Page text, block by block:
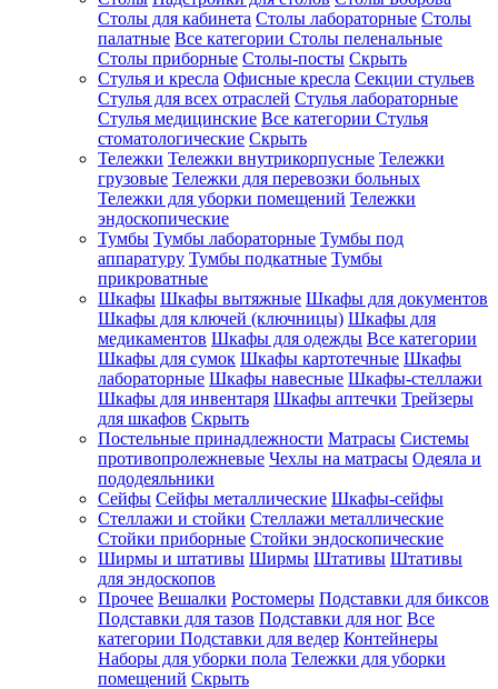
Столы для кабинета Столы лабораторные Столы
палатные Все категории Столы пеленальные
Столы приборные Столы-посты Скрыть
Стулья и кресла Офисные кресла Секции стульев
Стулья для всех отраслей Стулья лабораторные
Стулья медицинские Все категории Стулья
стоматологические Скрыть
Тележки Тележки внутрикорпусные Тележки
грузовые Тележки для перевозки больных
Тележки для уборки помещений Тележки
эндоскопические
Тумбы Тумбы лабораторные Тумбы под
аппаратуру Тумбы подкатные Тумбы
прикроватные
Шкафы Шкафы вытяжные Шкафы для документов
Шкафы для ключей (ключницы) Шкафы для
медикаментов Шкафы для одежды Все категории
Шкафы для сумок Шкафы картотечные Шкафы
лабораторные Шкафы навесные Шкафы-стеллажи
Шкафы для инвентаря Шкафы аптечки Трейзеры
для шкафов Скрыть
Постельные принадлежности Матрасы Системы
противопролежневые Чехлы на матрасы Одеяла и
пододеяльники
Сейфы Сейфы металлические Шкафы-сейфы
Стеллажи и стойки Стеллажи металлические
Стойки приборные Стойки эндоскопические
Ширмы и штативы Ширмы Штативы Штативы
для эндоскопов
Прочее Вешалки Ростомеры Подставки для биксов
Подставки для тазов Подставки для ног Все
категории Подставки для ведер Контейнеры
Наборы для уборки пола Тележки для уборки
помещений Скрыть